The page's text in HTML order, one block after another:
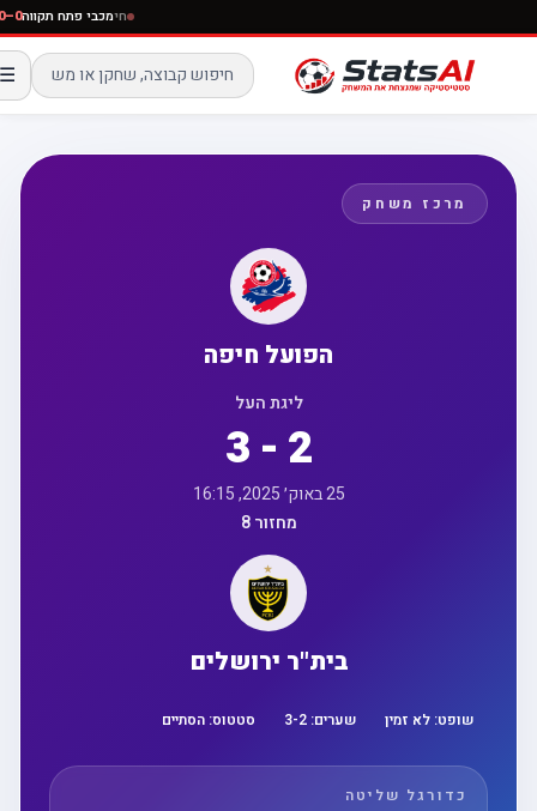
חימכבי פתח
☰
מרכז משחק
הפועל חיפה
ליגת העל
3 - 2
25 באוק׳ 2025, 16:15
מחזור 8
בית"ר ירושלים
שופט:לא זמין שערים: 3 -2 סטטוס:הסתיים
כדורגל שליטה